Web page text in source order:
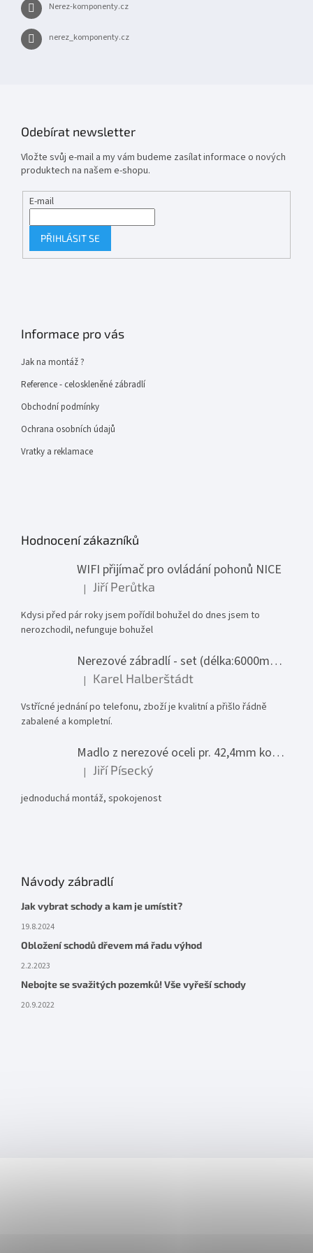
Nerez-komponenty.cz
nerez_komponenty.cz
Odebírat newsletter
Vložte svůj e-mail a my vám budeme zasílat informace o nových
produktech na našem e-shopu.
E-mail
PŘIHLÁSIT SE
Informace pro vás
Jak na montáž ?
Reference - celoskleněné zábradlí
Obchodní podmínky
Ochrana osobních údajů
Vratky a reklamace
Hodnocení zákazníků
WIFI přijímač pro ovládání pohonů NICE
Hodnocení produktu je 1 z 5 hvězdiček.
| Jiří Perůtka
Kdysi před pár roky jsem pořídil bohužel do dnes jsem to
nerozchodil, nefunguje bohužel
Nerezové zábradlí - set (délka:6000mm x výška:1000mm)
Hodnocení produktu je 5 z 5 hvězdiček.
| Karel Halberštádt
Vstřícné jednání po telefonu, zboží je kvalitní a přišlo řádně
zabalené a kompletní.
Madlo z nerezové oceli pr. 42,4mm komplet - model 0116 - 3000mm
Hodnocení produktu je 5 z 5 hvězdiček.
| Jiří Písecký
jednoduchá montáž, spokojenost
Návody zábradlí
Jak vybrat schody a kam je umístit?
19.8.2024
Obložení schodů dřevem má řadu výhod
2.2.2023
Nebojte se svažitých pozemků! Vše vyřeší schody
20.9.2022